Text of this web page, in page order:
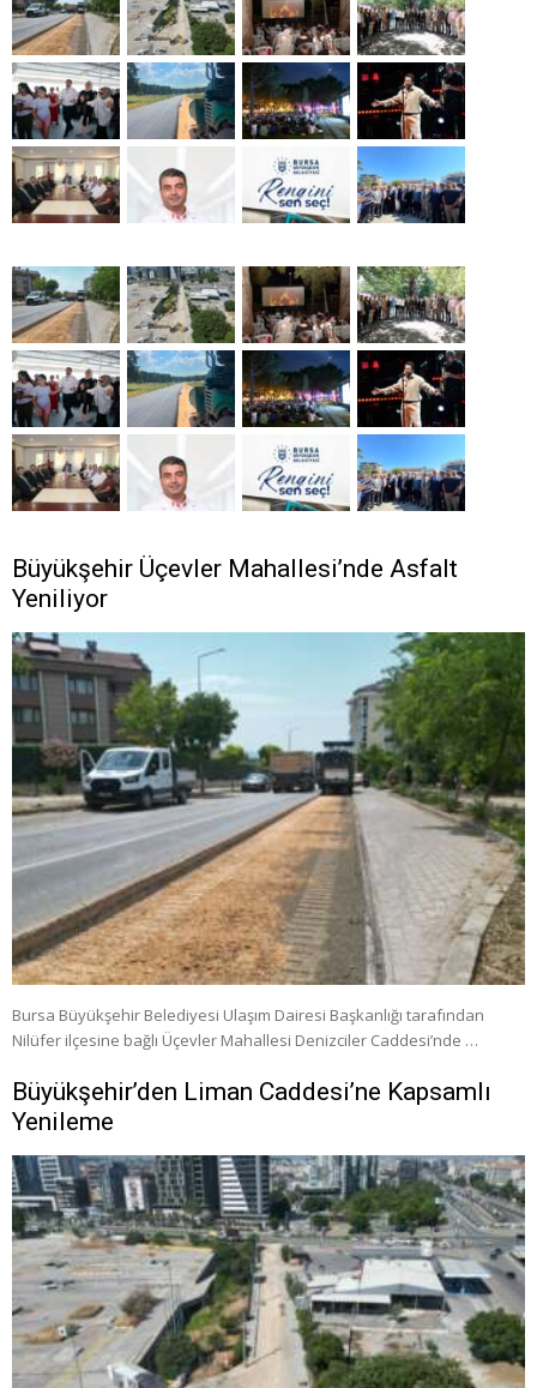
Büyükşehir Üçevler Mahallesi’nde Asfalt
Yeniliyor
Bursa Büyükşehir Belediyesi Ulaşım Dairesi Başkanlığı tarafından
Nilüfer ilçesine bağlı Üçevler Mahallesi Denizciler Caddesi’nde …
Büyükşehir’den Liman Caddesi’ne Kapsamlı
Yenileme